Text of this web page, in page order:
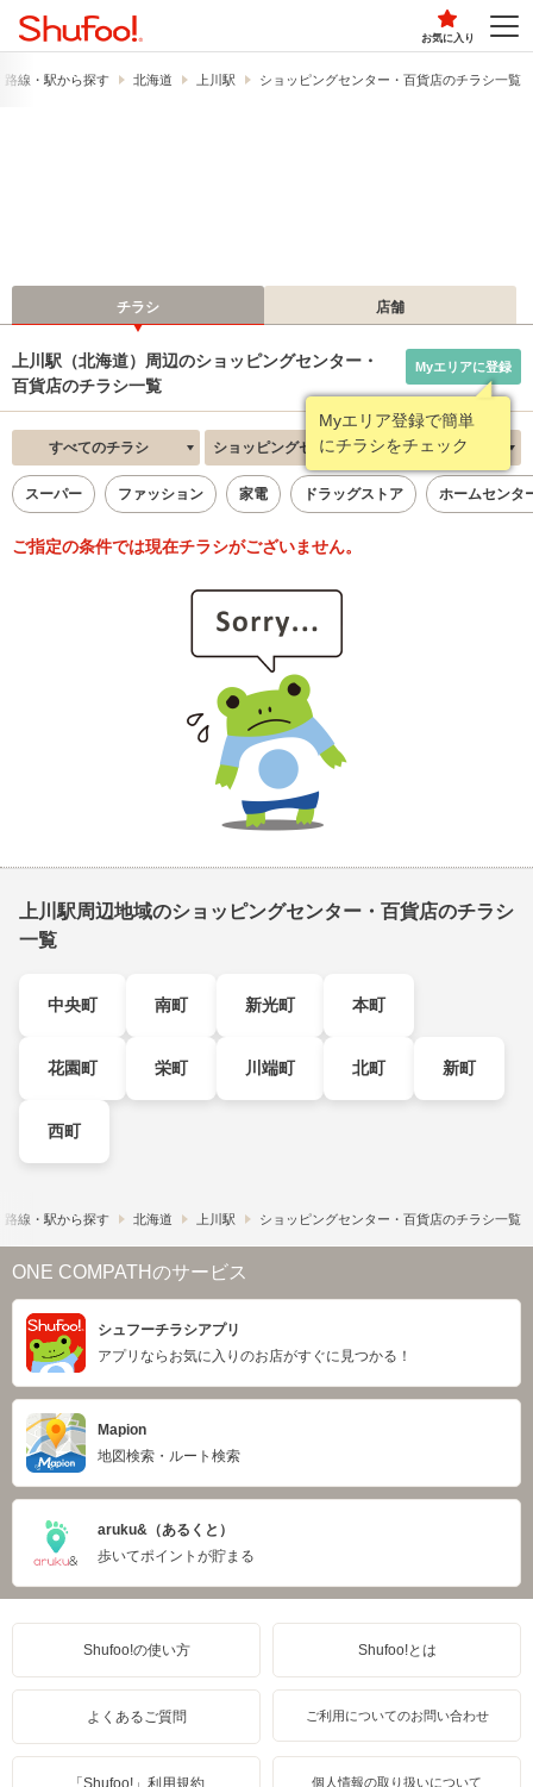
お気に入り
路線・駅から探す 北海道 上川駅 ショッピングセンター・百貨店のチラシ一覧
チラシ 店舗
上川駅（北海道）周辺のショッピングセンター・
百貨店のチラシ一覧
Myエリア登録で簡単
にチラシをチェック
Myエリアに登録
すべてのチラシ ショッピングセンター・百貨店 新着順
スーパー ファッション 家電 ドラッグストア ホームセンタ
ご指定の条件では現在チラシがございません。
上川駅周辺地域のショッピングセンター・百貨店のチラシ
一覧
中央町 南町 新光町 本町
花園町 栄町 川端町 北町 新町
西町
路線・駅から探す 北海道 上川駅 ショッピングセンター・百貨店のチラシ一覧
ONE COMPATHのサービス
シュフーチラシアプリ
アプリならお気に入りのお店がすぐに見つかる！
Mapion
地図検索・ルート検索
aruku&（あるくと）
歩いてポイントが貯まる
Shufoo!の使い方 Shufoo!とは
よくあるご質問 ご利用についてのお問い合わせ
「Shufoo!」利用規約 個人情報の取り扱いについて